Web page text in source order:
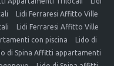
Lidi Ferraresi Affitto Ville
Lidi Ferraresi Affitto Ville
con piscina
Lido di
di Spina Affitti appartamenti